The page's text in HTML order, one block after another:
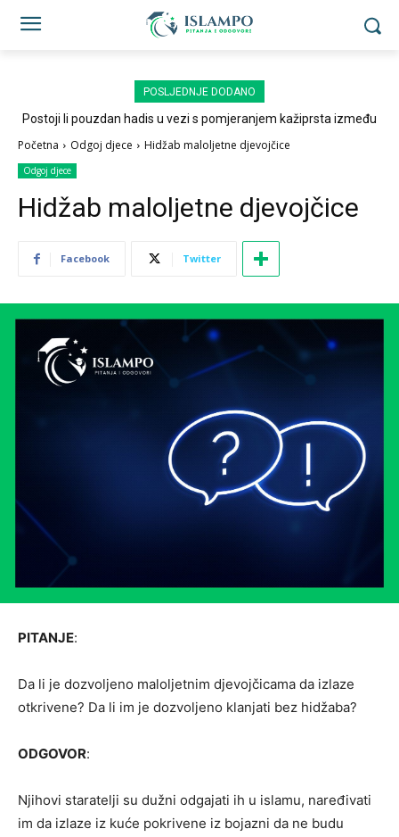
POSLJEDNJE DODANO
Postoji li pouzdan hadis u vezi s pomjeranjem kažiprsta između
Početna Odgoj djece Hidžab maloljetne djevojčice
Odgoj djece
Hidžab maloljetne djevojčice
Facebook Twitter
PITANJE:
Da li je dozvoljeno maloljetnim djevojčicama da izlaze
otkrivene? Da li im je dozvoljeno klanjati bez hidžaba?
ODGOVOR:
Njihovi staratelji su dužni odgajati ih u islamu, naređivati
im da izlaze iz kuće pokrivene iz bojazni da ne budu